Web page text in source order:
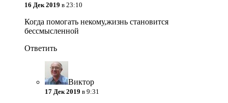
16 Дек 2019 в 23:10
Когда помогать некому,жизнь становится
бессмысленной
Ответить
Виктор
17 Дек 2019 в 9:31